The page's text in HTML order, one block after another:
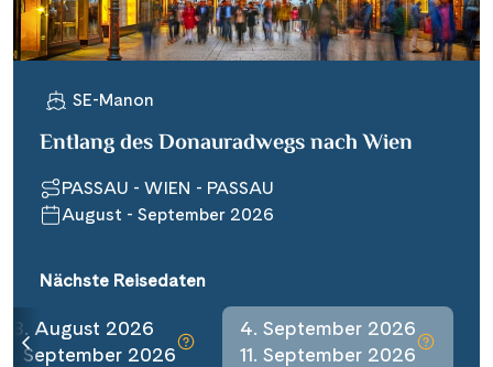
SE-Manon
Entlang des Donauradwegs nach Wien
PASSAU - WIEN - PASSAU
August - September 2026
Nächste Reisedaten
28. August 2026
4. September 2026
4. September 2026
11. September 2026